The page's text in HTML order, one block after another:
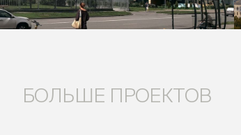
БОЛЬШЕ ПРОЕКТОВ